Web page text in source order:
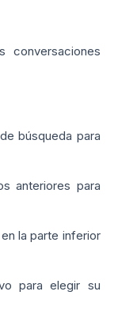
conversaciones
búsqueda para
anteriores para
la parte inferior
para elegir su